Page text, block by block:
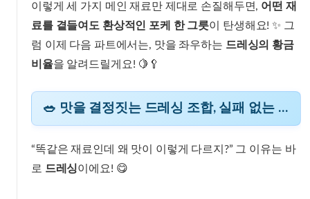
이렇게 세 가지 메인 재료만 제대로 손질해두면, 어떤 재
료를 곁들여도 환상적인 포케 한 그릇이 탄생해요! ✨ 그
럼 이제 다음 파트에서는, 맛을 좌우하는 드레싱의 황금
비율을 알려드릴게요! 🍋🥄
🥗 맛을 결정짓는 드레싱 조합, 실패 없는 황금비율
“똑같은 재료인데 왜 맛이 이렇게 다르지?” 그 이유는 바
로 드레싱이에요! 😋